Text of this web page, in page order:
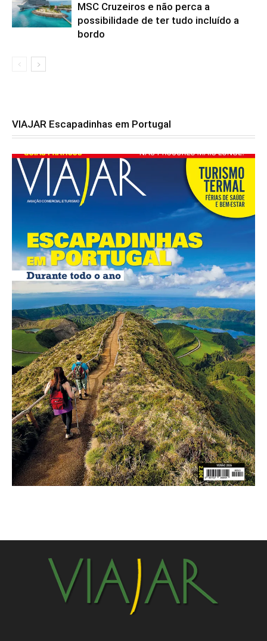
MSC Cruzeiros e não perca a
possibilidade de ter tudo incluído a
bordo
VIAJAR Escapadinhas em Portugal